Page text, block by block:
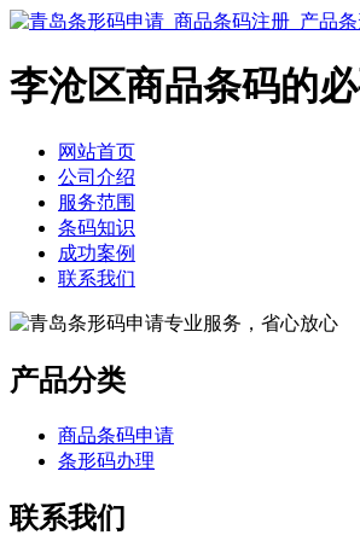
李沧区商品条码的
网站首页
公司介绍
服务范围
条码知识
成功案例
联系我们
产品分类
商品条码申请
条形码办理
联系我们